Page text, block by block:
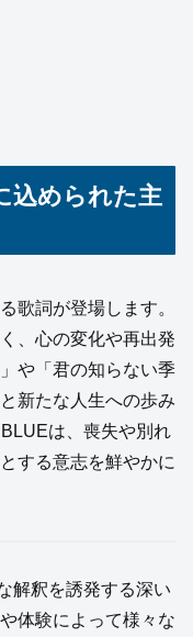
込められた主
歌詞が登場します。
、心の変化や再出発
や「君の知らない季
新たな人生への歩み
は、喪失や別れ
する意志を鮮やかに
解釈を誘発する深い
体験によって様々な